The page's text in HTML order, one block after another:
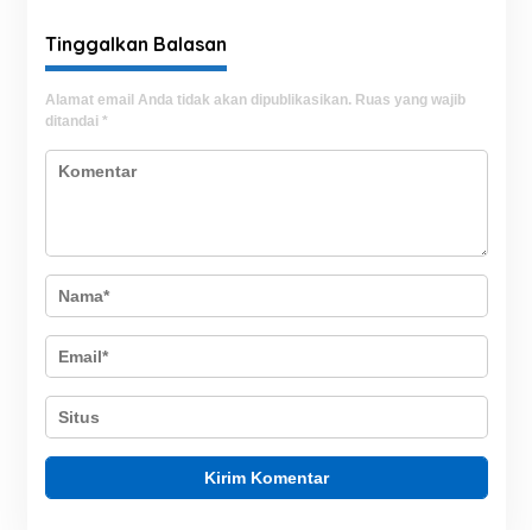
Tinggalkan Balasan
Alamat email Anda tidak akan dipublikasikan. Ruas yang wajib
ditandai *